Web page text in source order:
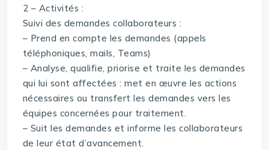
2 – Activités :
Suivi des demandes collaborateurs :
– Prend en compte les demandes (appels
téléphoniques, mails, Teams)
– Analyse, qualifie, priorise et traite les demandes
qui lui sont affectées : met en œuvre les actions
nécessaires ou transfert les demandes vers les
équipes concernées pour traitement.
– Suit les demandes et informe les collaborateurs
de leur état d’avancement.